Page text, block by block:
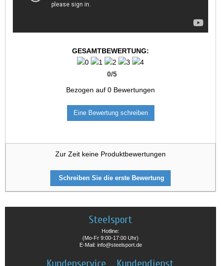
GESAMTBEWERTUNG:
0/5
Bezogen auf 0 Bewertungen
Eine Bewertung schreiben
Zur Zeit keine Produktbewertungen
Schreiben Sie die erste Bewertung
Steelsport
Hotline:
(Mo-Fr 9:00-17:00 Uhr)
E-Mail: info@steelsport.de